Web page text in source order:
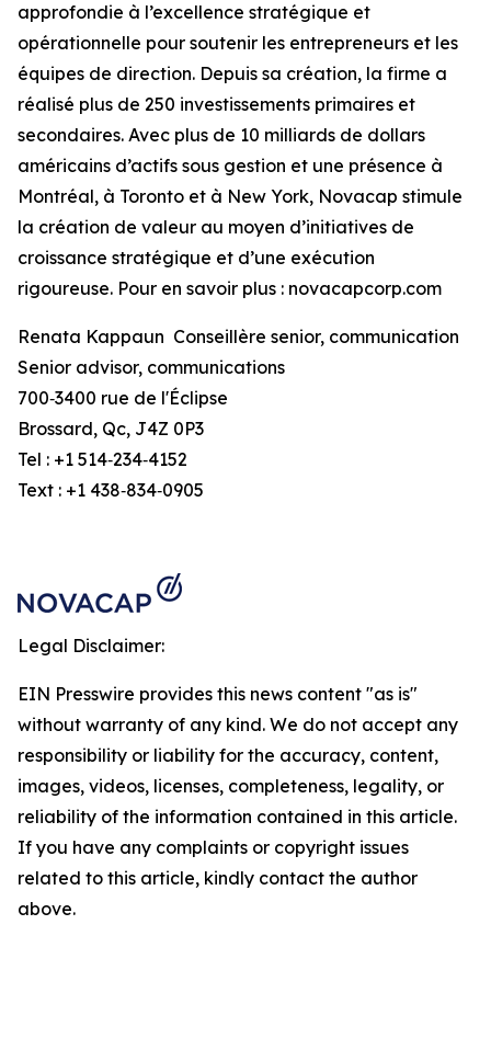
approfondie à l’excellence stratégique et
opérationnelle pour soutenir les entrepreneurs et les
équipes de direction. Depuis sa création, la firme a
réalisé plus de 250 investissements primaires et
secondaires. Avec plus de 10 milliards de dollars
américains d’actifs sous gestion et une présence à
Montréal, à Toronto et à New York, Novacap stimule
la création de valeur au moyen d’initiatives de
croissance stratégique et d’une exécution
rigoureuse. Pour en savoir plus : novacapcorp.com
Renata Kappaun Conseillère senior, communication
Senior advisor, communications
700‑3400 rue de l'Éclipse
Brossard, Qc, J4Z 0P3
Tel : +1 514‑234‑4152
Text : +1 438‑834‑0905
Legal Disclaimer:
EIN Presswire provides this news content "as is"
without warranty of any kind. We do not accept any
responsibility or liability for the accuracy, content,
images, videos, licenses, completeness, legality, or
reliability of the information contained in this article.
If you have any complaints or copyright issues
related to this article, kindly contact the author
above.